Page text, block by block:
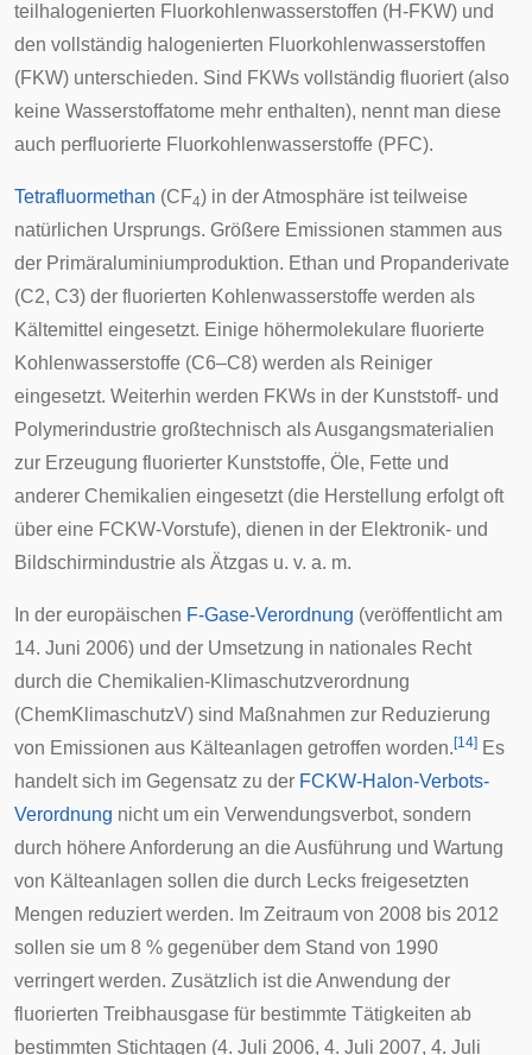
teilhalogenierten Fluorkohlenwasserstoffen (H-FKW) und
den vollständig halogenierten Fluorkohlenwasserstoffen
(FKW) unterschieden. Sind FKWs vollständig fluoriert (also
keine Wasserstoffatome mehr enthalten), nennt man diese
auch perfluorierte Fluorkohlenwasserstoffe (PFC).
Tetrafluormethan (CF4) in der Atmosphäre ist teilweise
natürlichen Ursprungs. Größere Emissionen stammen aus
der Primäraluminiumproduktion. Ethan und Propanderivate
(C2, C3) der fluorierten Kohlenwasserstoffe werden als
Kältemittel eingesetzt. Einige höhermolekulare fluorierte
Kohlenwasserstoffe (C6–C8) werden als Reiniger
eingesetzt. Weiterhin werden FKWs in der Kunststoff- und
Polymerindustrie großtechnisch als Ausgangsmaterialien
zur Erzeugung fluorierter Kunststoffe, Öle, Fette und
anderer Chemikalien eingesetzt (die Herstellung erfolgt oft
über eine FCKW-Vorstufe), dienen in der Elektronik- und
Bildschirmindustrie als Ätzgas u. v. a. m.
In der europäischen F-Gase-Verordnung (veröffentlicht am
14. Juni 2006) und der Umsetzung in nationales Recht
durch die Chemikalien-Klimaschutzverordnung
(ChemKlimaschutzV) sind Maßnahmen zur Reduzierung
von Emissionen aus Kälteanlagen getroffen worden. [14] Es
handelt sich im Gegensatz zu der FCKW-Halon-Verbots-
Verordnung nicht um ein Verwendungsverbot, sondern
durch höhere Anforderung an die Ausführung und Wartung
von Kälteanlagen sollen die durch Lecks freigesetzten
Mengen reduziert werden. Im Zeitraum von 2008 bis 2012
sollen sie um 8 % gegenüber dem Stand von 1990
verringert werden. Zusätzlich ist die Anwendung der
fluorierten Treibhausgase für bestimmte Tätigkeiten ab
bestimmten Stichtagen (4. Juli 2006, 4. Juli 2007, 4. Juli